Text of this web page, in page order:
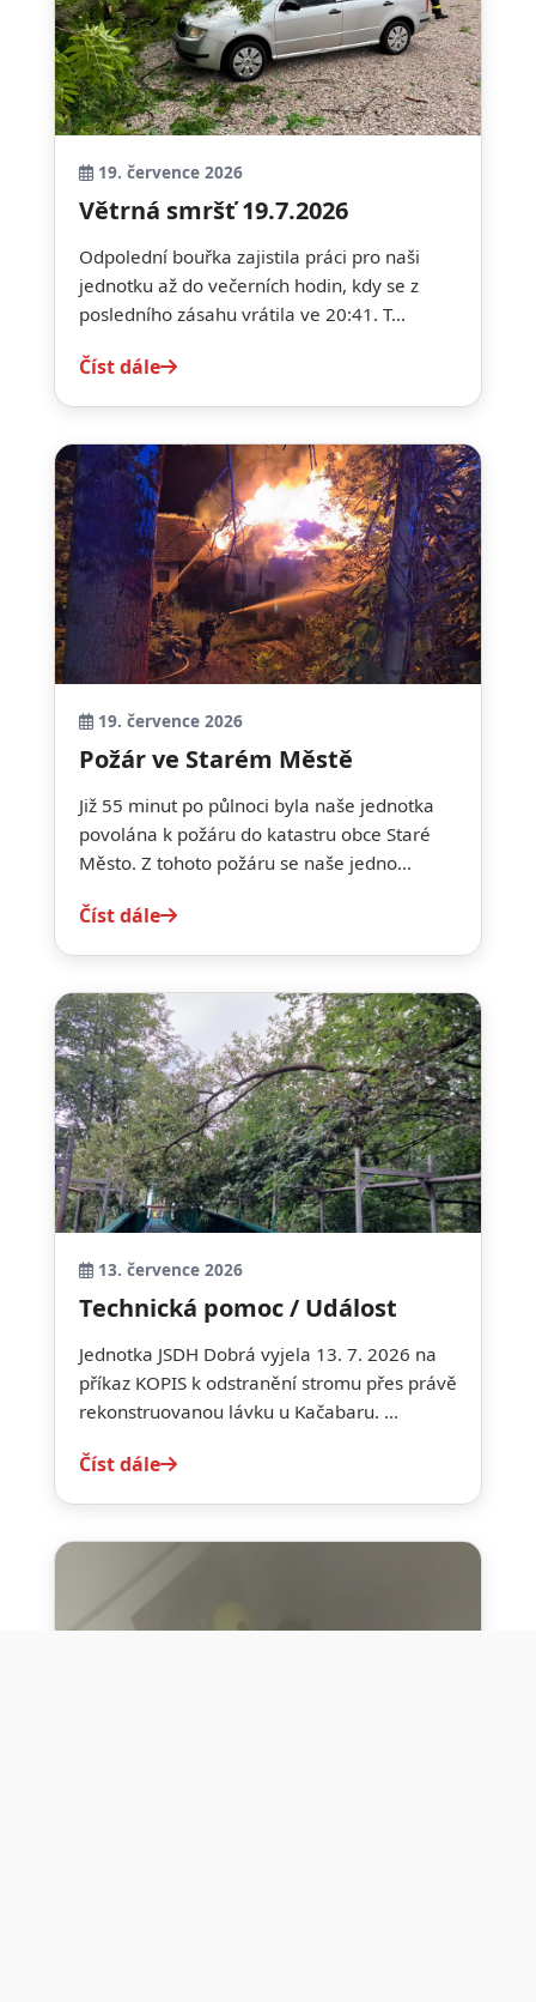
19. července 2026
Větrná smršť 19.7.2026
Odpolední bouřka zajistila práci pro naši
jednotku až do večerních hodin, kdy se z
posledního zásahu vrátila ve 20:41. T...
Číst dále
19. července 2026
Požár ve Starém Městě
Již 55 minut po půlnoci byla naše jednotka
povolána k požáru do katastru obce Staré
Město. Z tohoto požáru se naše jedno...
Číst dále
13. července 2026
Technická pomoc / Událost
Jednotka JSDH Dobrá vyjela 13. 7. 2026 na
příkaz KOPIS k odstranění stromu přes právě
rekonstruovanou lávku u Kačabaru. ...
Číst dále